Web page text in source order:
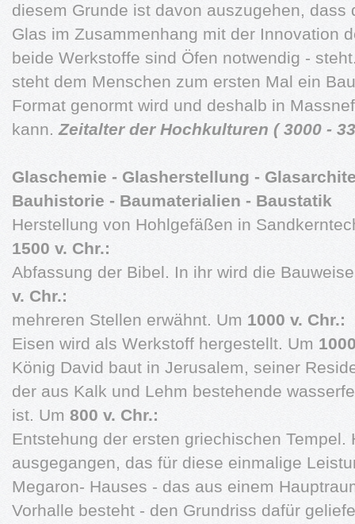
diesem Grunde ist davon auszugehen, dass
Glas im Zusammenhang mit der Innovation
beide Werkstoffe sind Öfen notwendig -
steht dem Menschen zum ersten Mal ein
Format genormt wird und deshalb in
kann.Zeitalter der Hochkulturen ( 3000 -
Glaschemie - Glasherstellung -
Bauhistorie - Baumaterialien - Baustatik
Herstellung von Hohlgefäßen in
1500 v. Chr.:
Abfassung der Bibel. In ihr wird die
v. Chr.:
mehreren Stellen erwähnt. Um 1000 v. Chr.:
Eisen wird als Werkstoff hergestellt. Um
König David baut in Jerusalem, seiner
der aus Kalk und Lehm bestehende
ist. Um 800 v. Chr.:
Entstehung der ersten griechischen Tempel.
ausgegangen, das für diese einmalige
Megaron- Hauses - das aus einem
Vorhalle besteht - den Grundriss dafür